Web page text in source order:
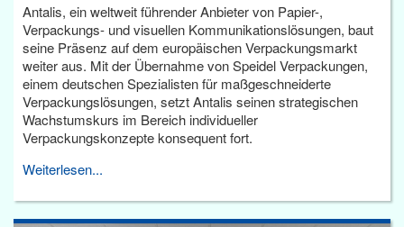
Antalis, ein weltweit führender Anbieter von Papier-,
Verpackungs- und visuellen Kommunikationslösungen, baut
seine Präsenz auf dem europäischen Verpackungsmarkt
weiter aus. Mit der Übernahme von Speidel Verpackungen,
einem deutschen Spezialisten für maßgeschneiderte
Verpackungslösungen, setzt Antalis seinen strategischen
Wachstumskurs im Bereich individueller
Verpackungskonzepte konsequent fort.
Weiterlesen...